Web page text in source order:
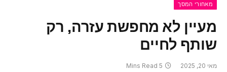
מאחורי המסך
מעיין לא מחפשת עזרה, רק
שותף לחיים
מאי 20, 2025 5 Mins Read